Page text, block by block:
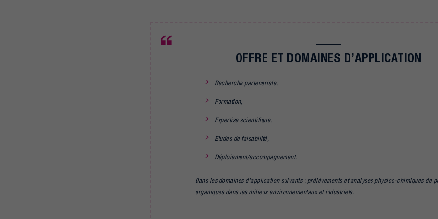
OFFRE ET DOMAINES D’APPLICATION
Recherche partenariale,
Formation,
Expertise scientifique,
Etudes de faisabilité,
Déploiement/accompagnement.
Dans les domaines d’application suivants : prélèvements et analyses physico-chimiques de
organiques dans les milieux environnementaux et industriels.